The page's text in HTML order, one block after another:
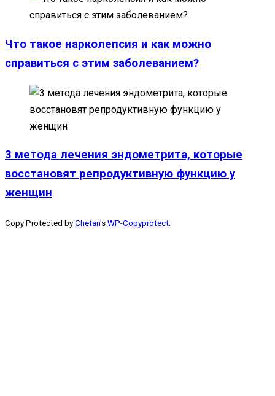
Что такое нарколепсия и как можно
справиться с этим заболеванием?
3 метода лечения эндометрита, которые
восстановят репродуктивную функцию у
женщин
Copy Protected by Chetan's WP-Copyprotect.